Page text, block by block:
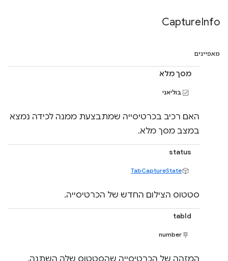
CaptureInfo
מאפיינים
מסך מלא
בוליאני
האם רכיב בכרטיסייה שמתבצעת ממנה לכידה נמצא
במצב מסך מלא.
status
TabCaptureState
סטטוס הצילום החדש של הכרטיסייה.
tabId
number
המזהה של הכרטיסייה שהסטטוס שלה השתנה.